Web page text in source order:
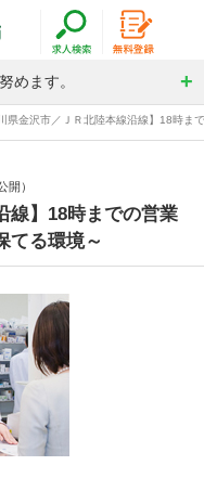
めます。
川県金沢市／ＪＲ北陸本線沿線】18時
開）
線】18時までの営業
てる環境～